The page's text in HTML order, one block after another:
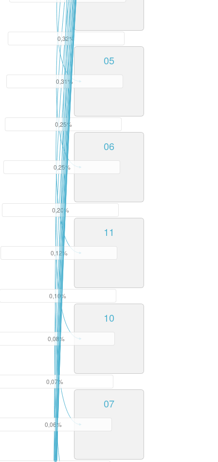
05
06
11
10
07
0,32%
0,31%
0,25%
0,25%
0,20%
0,12%
0,10%
0,08%
0,07%
0,06%